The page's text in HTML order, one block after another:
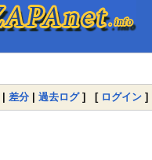
| 差分 | 過去ログ] [ ログイン ]